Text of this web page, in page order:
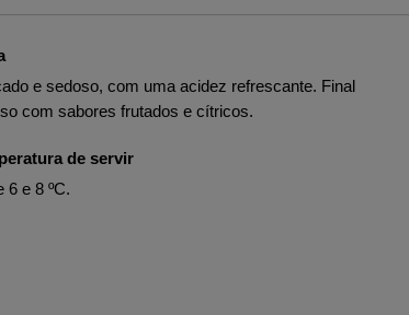
e sedoso, com uma acidez refrescante. Final
com sabores frutados e cítricos.
de servir
6 e 8 ºC.